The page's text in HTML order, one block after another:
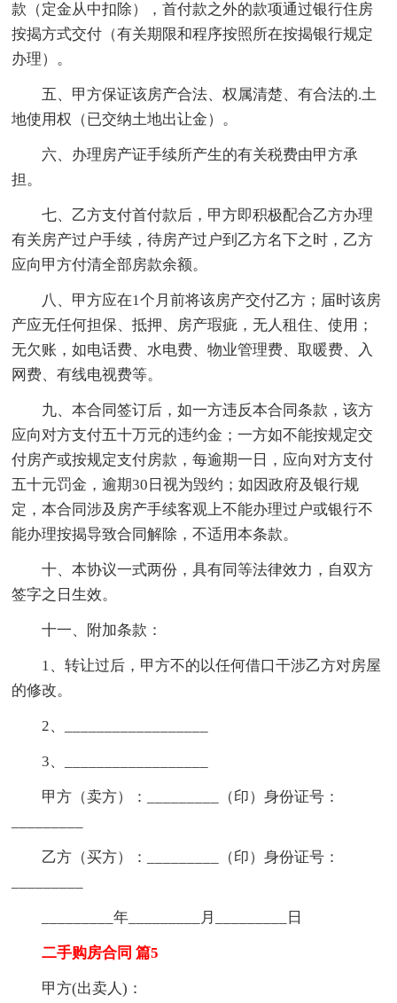
款（定金从中扣除），首付款之外的款项通过银行住房
按揭方式交付（有关期限和程序按照所在按揭银行规定
办理）。
五、甲方保证该房产合法、权属清楚、有合法的.土
地使用权（已交纳土地出让金）。
六、办理房产证手续所产生的有关税费由甲方承
担。
七、乙方支付首付款后，甲方即积极配合乙方办理
有关房产过户手续，待房产过户到乙方名下之时，乙方
应向甲方付清全部房款余额。
八、甲方应在1个月前将该房产交付乙方；届时该房
产应无任何担保、抵押、房产瑕疵，无人租住、使用；
无欠账，如电话费、水电费、物业管理费、取暖费、入
网费、有线电视费等。
九、本合同签订后，如一方违反本合同条款，该方
应向对方支付五十万元的违约金；一方如不能按规定交
付房产或按规定支付房款，每逾期一日，应向对方支付
五十元罚金，逾期30日视为毁约；如因政府及银行规
定，本合同涉及房产手续客观上不能办理过户或银行不
能办理按揭导致合同解除，不适用本条款。
十、本协议一式两份，具有同等法律效力，自双方
签字之日生效。
十一、附加条款：
1、转让过后，甲方不的以任何借口干涉乙方对房屋
的修改。
2、__________________
3、__________________
甲方（卖方）：_________（印）身份证号：
乙方（买方）：_________（印）身份证号：
_________年_________月_________日
二手购房合同 篇5
甲方(出卖人)：